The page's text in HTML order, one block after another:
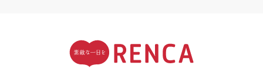
【ご注文（インターネット）】
24時間年中無休